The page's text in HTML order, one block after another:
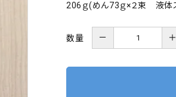
206ｇ(めん73ｇ×２束 液体
数量 － ＋